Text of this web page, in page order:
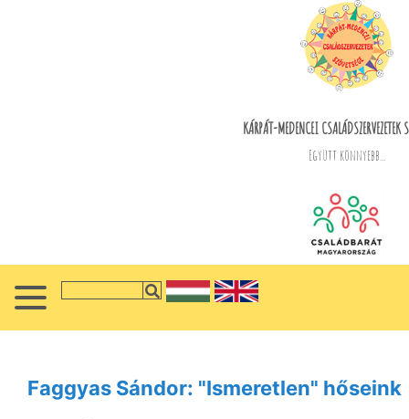
KÁRPÁT-MEDENCEI CSALÁDSZERVEZETEK
Együtt könnyebb...
Faggyas Sándor: "Ismeretlen" hőseink